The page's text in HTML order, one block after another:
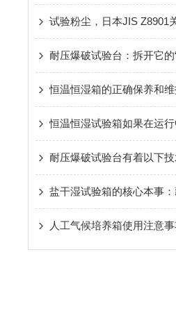
试验粉尘，日本JIS Z8901
恒温恒湿箱的正确保养和维
耐压爆破试验台有着以下
人工气候培养箱使用注意